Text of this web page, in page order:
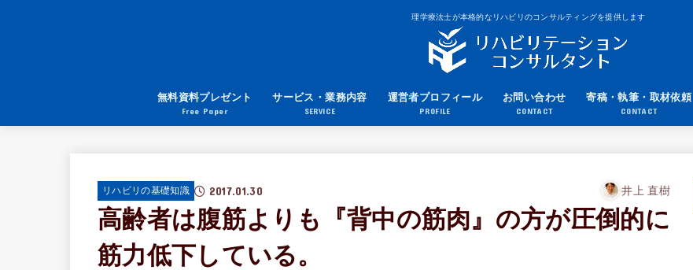
理学療法士が本格的なリハビリのコンサルティングを提供します
無料資料プレゼント
Free Paper
サービス・業務内容
SERVICE
運営者プロフィール
PROFILE
お問い合わせ
CONTACT
寄稿・執筆・取材依頼
CONTACT
リハビリの基礎知識 2017.01.30 井上 直樹
高齢者は腹筋よりも『背中の筋肉』の方が圧倒的に
筋力低下している。